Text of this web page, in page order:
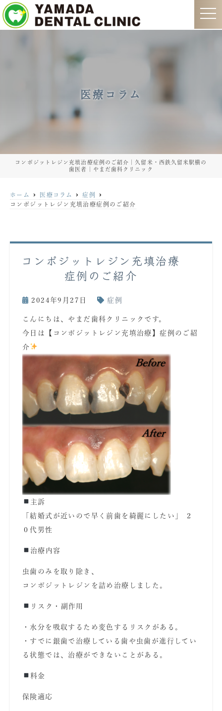
医療コラム
コンポジットレジン充填治療症例のご紹介｜久留米・西鉄久留米駅横の
歯医者｜やまだ歯科クリニック
t
o
ホーム 医療コラム
症例
コンポジットレジン充填治療症例のご紹介
コンポジットレジン充填治療
症例のご紹介
2024年9月27日 症例
こんにちは、やまだ歯科クリニックです。
今日は【コンポジットレジン充填治療】症例のご紹
介
主訴
「結婚式が近いので早く前歯を綺麗にしたい
」 ２
０代男性
治療内容
虫歯のみを取り除き、
コンポジットレジンを詰め治療しました。
リスク・副作用
・水分を吸収するため変色するリスクがある。
・すでに銀歯で治療している歯や虫歯が進行してい
る状態では、治療ができないことがある。
料金
保険適応